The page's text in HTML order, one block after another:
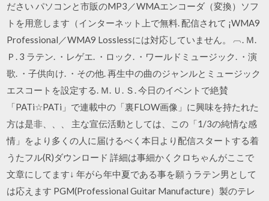
ださい パソコンと市販のMP3／WMAエンコーダ（変換）ソフ
トを用意します（インターネット上で無料. 配信されて ¡WMA9
Professional／WMA9 Losslessには対応していません。 ︹. Ｍ.
Ｐ. 3 ラテン. ・レゲエ. ・ロック. ・ワールドミュージック. ・演
歌. ・子供向け. ・その他. 再生中の曲のジャンルとミュージック
エスコートを設定する. Ｍ. Ｕ. Ｓ. 今日のイベントで絶賛
「PATi☆PATi」で連載中の「裏FLOW画像」に興味を持たれた
方は是非、、、 主な宣伝活動としては、この「1/3の純情な感
情」をより多くの人に届けるべく本日より配信スタートする着
うたフル(R)ダウンロード 詳細は事細かくクロちゃんがここで
文章にしてます↓ 年がら年中夏である事を願うラテン男として
は応えます PGM(Professional Guitar Manufacture）製のテレ